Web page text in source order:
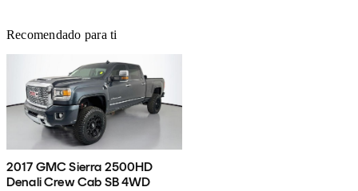
Recomendado para ti
2017 GMC Sierra 2500HD
Denali Crew Cab SB 4WD